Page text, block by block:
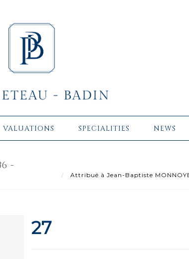
VALUATIONS SPECIALITIES NEWS
-
Attribué à Jean-Baptiste
27